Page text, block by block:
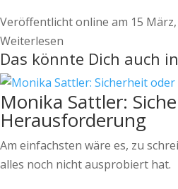
Veröffentlicht online am 15
Weiterlesen
Das könnte Dich auch
Monika Sattler:
Herausforderung
Am einfachsten wäre es, zu
alles noch nicht ausprobiert hat.